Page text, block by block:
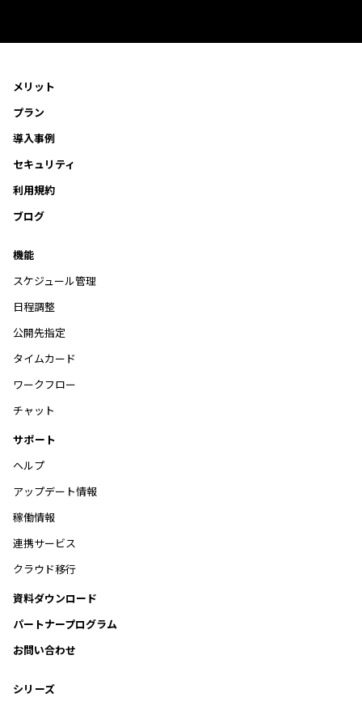
メリット
プラン
導入事例
セキュリティ
利用規約
ブログ
機能
スケジュール管理
日程調整
公開先指定
タイムカード
ワークフロー
チャット
サポート
ヘルプ
アップデート情報
稼働情報
連携サービス
クラウド移行
資料ダウンロード
パートナープログラム
お問い合わせ
シリーズ